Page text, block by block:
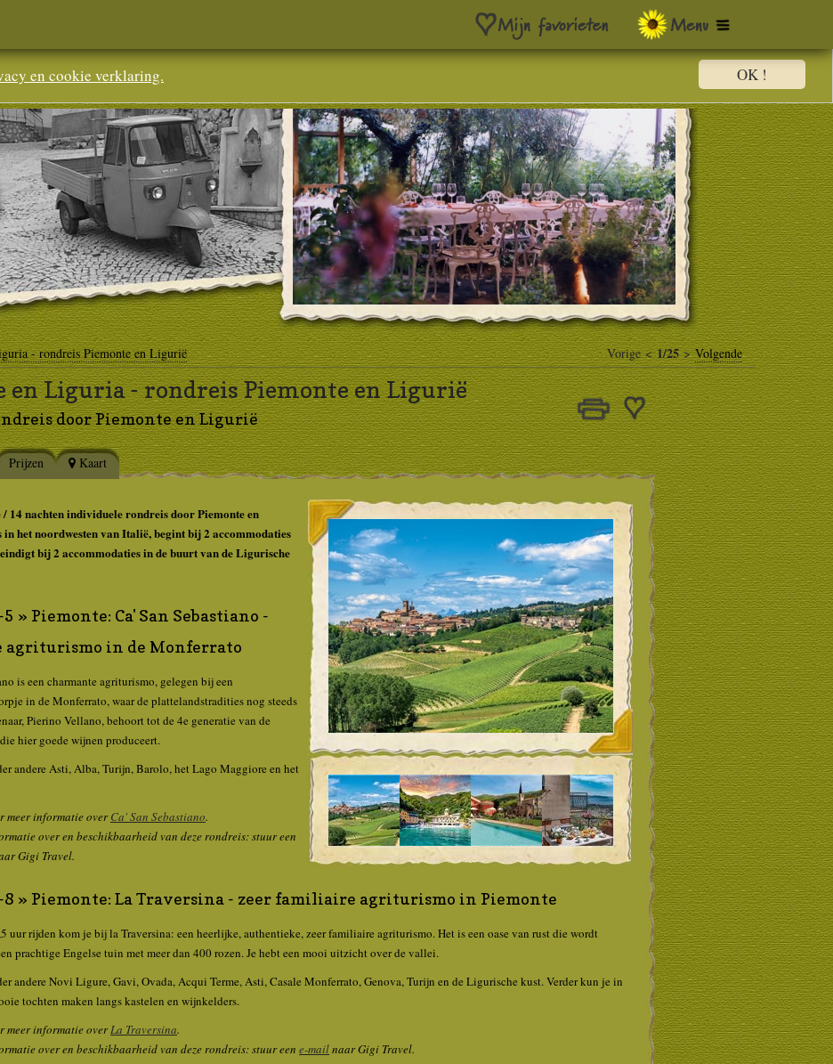
OK !
en cookie verklaring.
Vorige <1/25>Volgende
- rondreis Piemonte en Ligurië
en Liguria - rondreis Piemonte en Ligurië
door Piemonte en Ligurië
Prijzen Kaart
/ 14 nachten individuele rondreis door Piemonte en
het noordwesten van Italië, begint bij 2 accommodaties
bij 2 accommodaties in de buurt van de Ligurische
5 » Piemonte: Ca' San Sebastiano -
agriturismo in de Monferrato
is een charmante agriturismo, gelegen bij een
in de Monferrato, waar de plattelandstradities nog steeds
Pierino Vellano, behoort tot de 4e generatie van de
hier goede wijnen produceert.
andere Asti, Alba, Turijn, Barolo, het Lago Maggiore en het
meer informatie overCa' San Sebastiano.
over en beschikbaarheid van deze rondreis: stuur een
Gigi Travel.
8 » Piemonte: La Traversina - zeer familiaire agriturismo in Piemonte
uur rijden kom je bij la Traversina: een heerlijke, authentieke, zeer familiaire agriturismo. Het is een oase van rust die wordt
prachtige Engelse tuin met meer dan 400 rozen. Je hebt een mooi uitzicht over de vallei.
andere Novi Ligure, Gavi, Ovada, Acqui Terme, Asti, Casale Monferrato, Genova, Turijn en de Ligurische kust. Verder kun je in
tochten maken langs kastelen en wijnkelders.
meer informatie overLa Traversina.
over en beschikbaarheid van deze rondreis: stuur een e-mailnaar Gigi Travel.